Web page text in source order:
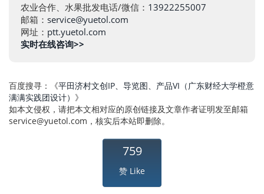
农业合作、水果批发电话/微信： 13922255007
邮箱： service@yuetol.com
网址： ptt.yuetol.com
实时在线咨询>>
百度搜寻：《平田济村文创IP、导览图、产品VI（广东财经大学橙意
满满实践团设计） 》
如本文侵权，请把本文相对应的原创链接及文章作者证明发至邮箱
service@yuetol.com ，核实后本站即删除。
759
赞 Like